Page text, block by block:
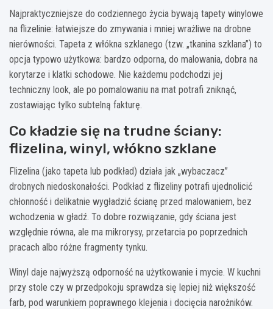
Najpraktyczniejsze do codziennego życia bywają tapety winylowe
na flizelinie: łatwiejsze do zmywania i mniej wrażliwe na drobne
nierówności. Tapeta z włókna szklanego (tzw. „tkanina szklana”) to
opcja typowo użytkowa: bardzo odporna, do malowania, dobra na
korytarze i klatki schodowe. Nie każdemu podchodzi jej
techniczny look, ale po pomalowaniu na mat potrafi zniknąć,
zostawiając tylko subtelną fakturę.
Co kładzie się na trudne ściany:
flizelina, winyl, włókno szklane
Flizelina (jako tapeta lub podkład) działa jak „wybaczacz”
drobnych niedoskonałości. Podkład z flizeliny potrafi ujednolicić
chłonność i delikatnie wygładzić ścianę przed malowaniem, bez
wchodzenia w gładź. To dobre rozwiązanie, gdy ściana jest
względnie równa, ale ma mikrorysy, przetarcia po poprzednich
pracach albo różne fragmenty tynku.
Winyl daje najwyższą odporność na użytkowanie i mycie. W kuchni
przy stole czy w przedpokoju sprawdza się lepiej niż większość
farb, pod warunkiem poprawnego klejenia i docięcia narożników.